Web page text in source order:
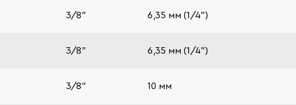
3/8" 6,35 мм (1/4")
3/8" 6,35 мм (1/4")
3/8" 10 мм